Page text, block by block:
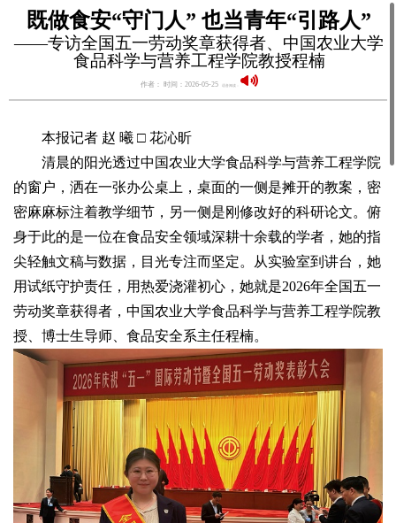
既做食安“守门人” 也当青年“引路人”
——专访全国五一劳动奖章获得者、中国农业大学
食品科学与营养工程学院教授程楠
作者： 时间：2026-05-25 语音阅读：
本报记者 赵 曦 □ 花沁昕
清晨的阳光透过中国农业大学食品科学与营养工程学院
的窗户，洒在一张办公桌上，桌面的一侧是摊开的教案，密
密麻麻标注着教学细节，另一侧是刚修改好的科研论文。俯
身于此的是一位在食品安全领域深耕十余载的学者，她的指
尖轻触文稿与数据，目光专注而坚定。从实验室到讲台，她
用试纸守护责任，用热爱浇灌初心，她就是2026年全国五一
劳动奖章获得者，中国农业大学食品科学与营养工程学院教
授、博士生导师、食品安全系主任程楠。